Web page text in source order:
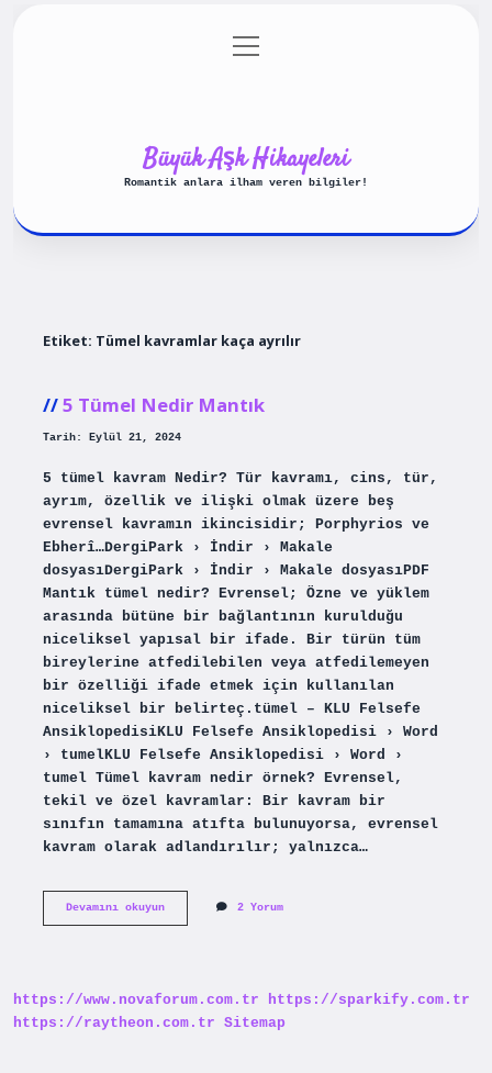
Gizlilik Politikası
menüyü
aç
Büyük Aşk Hikayeleri
Romantik anlara ilham veren bilgiler!
Etiket: Tümel kavramlar kaça ayrılır
5 Tümel Nedir Mantık
Tarih: Eylül 21, 2024
5 tümel kavram Nedir? Tür kavramı, cins, tür,
ayrım, özellik ve ilişki olmak üzere beş
evrensel kavramın ikincisidir; Porphyrios ve
Ebherî…DergiPark › İndir › Makale
dosyasıDergiPark › İndir › Makale dosyasıPDF
Mantık tümel nedir? Evrensel; Özne ve yüklem
arasında bütüne bir bağlantının kurulduğu
niceliksel yapısal bir ifade. Bir türün tüm
bireylerine atfedilebilen veya atfedilemeyen
bir özelliği ifade etmek için kullanılan
niceliksel bir belirteç.tümel – KLU Felsefe
AnsiklopedisiKLU Felsefe Ansiklopedisi › Word
› tumelKLU Felsefe Ansiklopedisi › Word ›
tumel Tümel kavram nedir örnek? Evrensel,
tekil ve özel kavramlar: Bir kavram bir
sınıfın tamamına atıfta bulunuyorsa, evrensel
kavram olarak adlandırılır; yalnızca…
Devamını okuyun5
2 Yorum
https://www.novaforum.com.tr
https://sparkify.com.tr
https://raytheon.com.tr Sitemap